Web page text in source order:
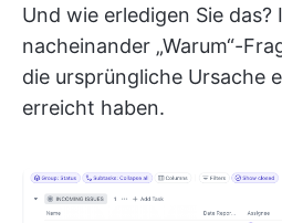
Und wie erledigen Sie das?
nacheinander „Warum“-
die ursprüngliche Ursache
erreicht haben.